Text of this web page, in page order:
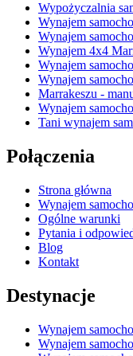
Wypożyczalnia
Wynajem
Wynajem
Wynajem 4x4
Wynajem
Wynajem
Marrakeszu -
Wynajem
Tani wynajem
Połączenia
Strona główna
Wynajem
Ogólne warunki
Pytania i
Blog
Kontakt
Destynacje
Wynajem
Wynajem